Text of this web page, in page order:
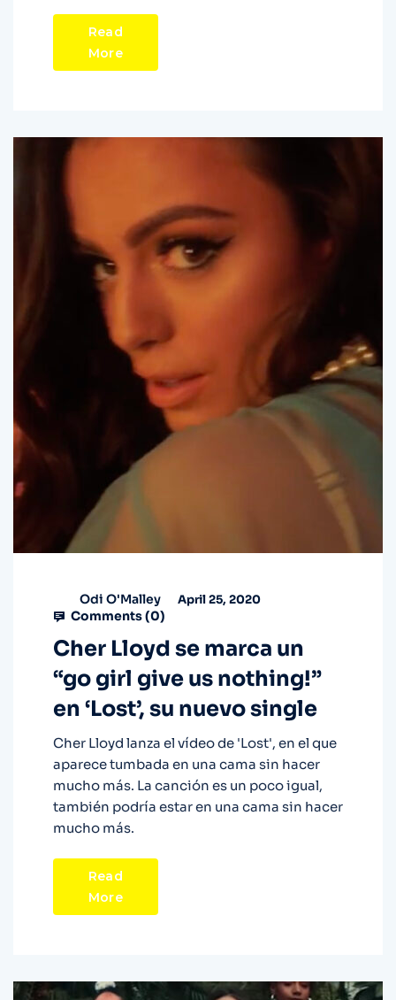
Read
More
Odi O'Malley April 25, 2020
Comments (0)
Cher Lloyd se marca un
“go girl give us nothing!”
en ‘Lost’, su nuevo single
Cher Lloyd lanza el vídeo de 'Lost', en el que
aparece tumbada en una cama sin hacer
mucho más. La canción es un poco igual,
también podría estar en una cama sin hacer
mucho más.
Read
More